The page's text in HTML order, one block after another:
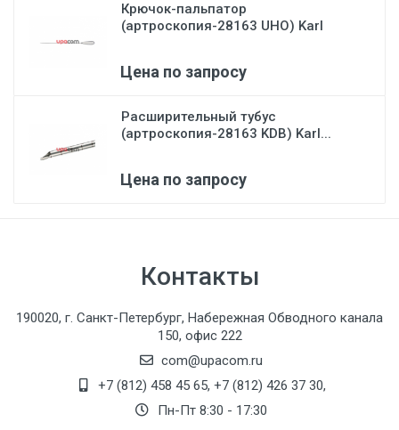
Крючок-пальпатор
(артроскопия-28163 UHO) Karl
Цена по запросу
Расширительный тубус
(артроскопия-28163 KDB) Karl...
Цена по запросу
Контакты
190020, г. Санкт-Петербург, Набережная Обводного канала
150, офис 222
com@upacom.ru
+7 (812) 458 45 65, +7 (812) 426 37 30,
Пн-Пт 8:30 - 17:30